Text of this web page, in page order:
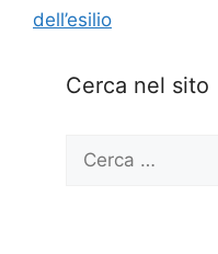
dell’esilio
Cerca nel sito
Ricerca